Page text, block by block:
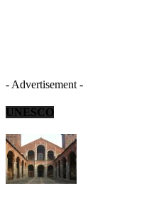
- Advertisement -
UNESCO